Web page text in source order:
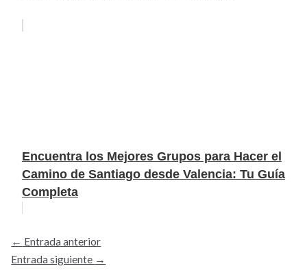
Encuentra los Mejores Grupos para Hacer el
Camino de Santiago desde Valencia: Tu Guía
Completa
← Entrada anterior
Entrada siguiente →